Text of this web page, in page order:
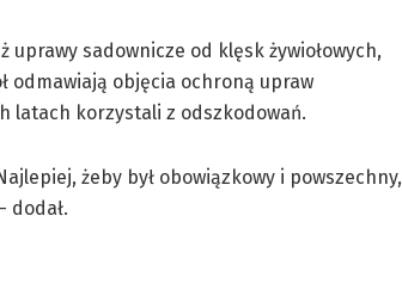
sadownicze od klęsk żywiołowych,
odmawiają objęcia ochroną upraw
latach korzystali z odszkodowań.
żeby był obowiązkowy i powszechny,
dodał.